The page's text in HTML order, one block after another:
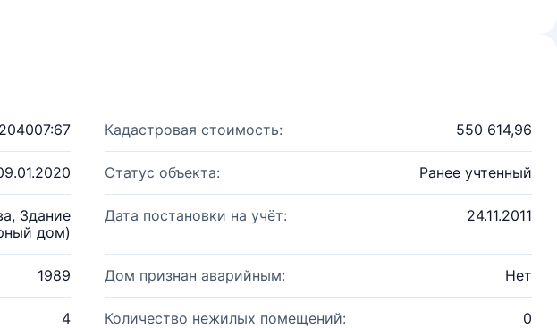
Кадастровая стоимость: 550 614,96
Статус объекта: Ранее учтенный
Здание
дом)
Дата постановки на учёт: 24.11.2011
1989 Дом признан аварийным: Нет
4 Количество нежилых помещений: 0